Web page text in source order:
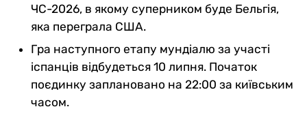
ЧС-2026, в якому суперником буде Бельгія,
яка переграла США.
Гра наступного етапу мундіалю за участі
іспанців відбудеться 10 липня. Початок
поєдинку заплановано на 22:00 за київським
часом.